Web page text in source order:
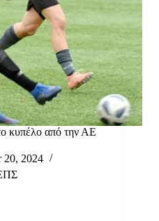
κυπέλο από την ΑΕ
20, 2024